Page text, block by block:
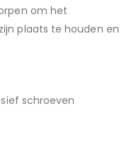
om het
plaats te houden en
schroeven